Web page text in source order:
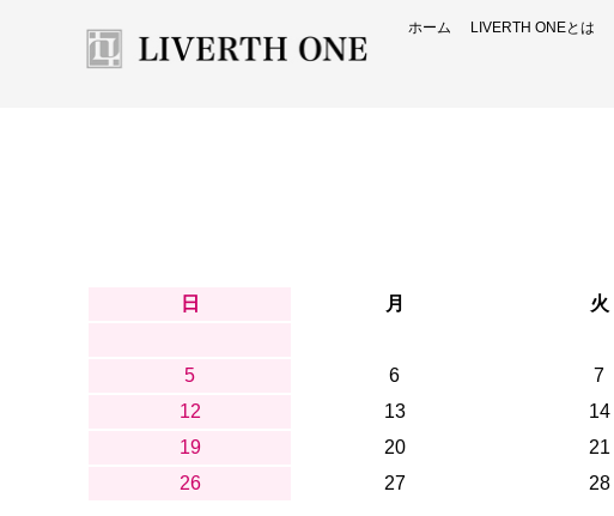
ホーム LIVERTH ONEとは
日 月 火
5
6 7
12
13 14
19
20 21
26
27 28